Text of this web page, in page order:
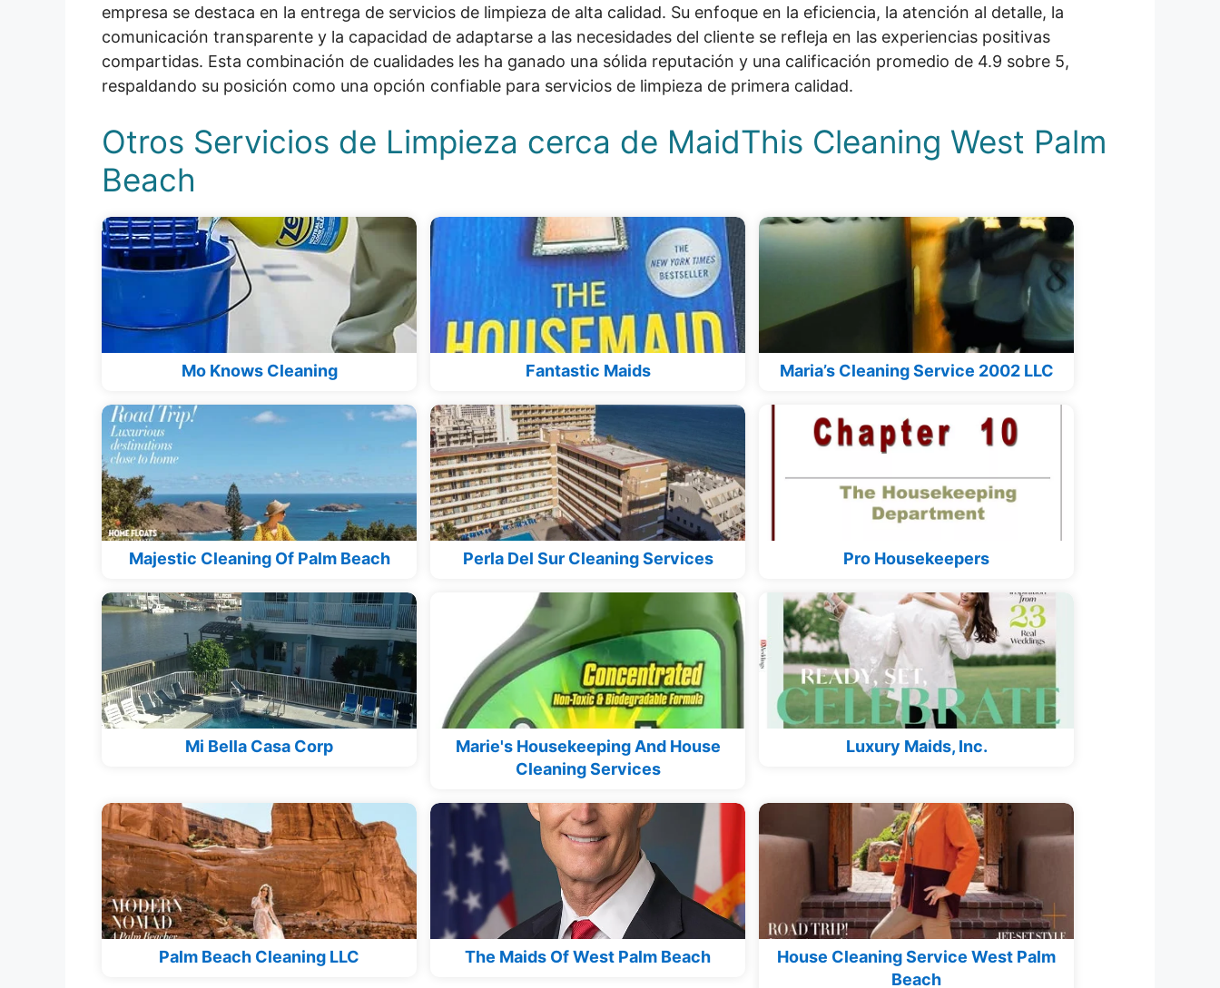
empresa se destaca en la entrega de servicios de limpieza de alta calidad. Su enfoque en la eficiencia, la atención al detalle, la
comunicación transparente y la capacidad de adaptarse a las necesidades del cliente se refleja en las experiencias positivas
compartidas. Esta combinación de cualidades les ha ganado una sólida reputación y una calificación promedio de 4.9 sobre 5,
respaldando su posición como una opción confiable para servicios de limpieza de primera calidad.
Otros Servicios de Limpieza cerca de MaidThis Cleaning West Palm
Beach
Mo Knows Cleaning Fantastic Maids Maria’s Cleaning Service 2002 LLC
Majestic Cleaning Of Palm Beach Perla Del Sur Cleaning Services Pro Housekeepers
Mi Bella Casa Corp
Marie's Housekeeping And House
Cleaning Services
Luxury Maids, Inc.
Palm Beach Cleaning LLC The Maids Of West Palm Beach
House Cleaning Service West Palm
Beach